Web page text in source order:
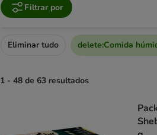
Filtrar por
Eliminar tudo delete:Comida
1 - 48 de 63 resultados